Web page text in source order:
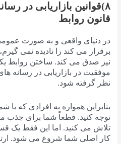
۸)قوانین بازاریابی در
قانون روابط
در دنیای واقعی و به صورت
برقرار می کند را نادیده نمی
نیز صدق می کند. ساختن روابط
موفقیت در بازاریابی در رسانه
نظر گرفته شود.
بنابراین همواره به افرادی که با
توجه کنید. قطعاً شما برای جذب
تلاش می کنید. اما این فقط یک
کار اصلی شما شروع می شود.